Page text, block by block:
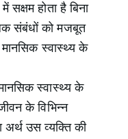
होता है बिना
संबंधों को मजबूत
स्वास्थ्य के
स्वास्थ्य के
के विभिन्न
उस व्यक्ति की